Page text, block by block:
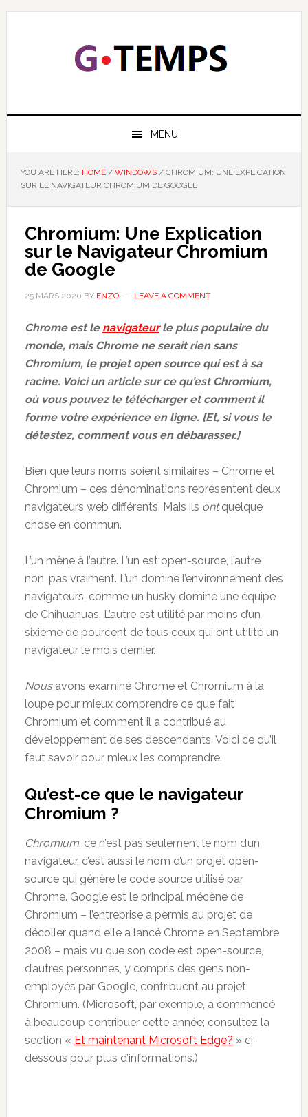
Skip
Skip
Skip
Skip
GTEMPS
MENU
YOU ARE HERE: HOME / WINDOWS /CHROMIUM: UNE EXPLICATION
SUR LE NAVIGATEUR CHROMIUM DE GOOGLE
Chromium: Une Explication
sur le Navigateur Chromium
de Google
25 MARS 2020 BY ENZO LEAVE A COMMENT
Chrome est le navigateurle plus populaire du
monde, mais Chrome ne serait rien sans
Chromium, le projet open source qui est à sa
racine. Voici un article sur ce qu’est Chromium,
où vous pouvez le télécharger et comment il
forme votre expérience en ligne. [Et, si vous le
détestez, comment vous en débarasser.]
Bien que leurs noms soient similaires – Chrome et
Chromium – ces dénominations représentent deux
navigateurs web différents. Mais ils ontquelque
chose en commun.
L’un mène à l’autre. L’un est open-source, l’autre
non, pas vraiment. L’un domine l’environnement des
navigateurs, comme un husky domine une équipe
de Chihuahuas. L’autre est utilité par moins d’un
sixième de pourcent de tous ceux qui ont utilité un
navigateur le mois dernier.
Nousavons examiné Chrome et Chromium à la
loupe pour mieux comprendre ce que fait
Chromium et comment il a contribué au
développement de ses descendants. Voici ce qu’il
faut savoir pour mieux les comprendre.
Qu’est-ce que le navigateur
Chromium ?
Chromium, ce n’est pas seulement le nom d’un
navigateur, c’est aussi le nom d’un projet open-
source qui génère le code source utilisé par
Chrome. Google est le principal mécène de
Chromium – l’entreprise a permis au projet de
décoller quand elle a lancé Chrome en Septembre
2008 – mais vu que son code est open-source,
d’autres personnes, y compris des gens non-
employés par Google, contribuent au projet
Chromium. (Microsoft, par exemple, a commencé
à beaucoup contribuer cette année; consultez la
section « Et maintenant Microsoft Edge? » ci-
dessous pour plus d’informations.)